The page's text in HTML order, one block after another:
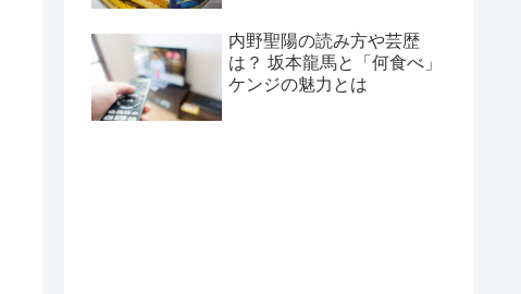
内野聖陽の読み方や芸歴
は？ 坂本龍馬と「何食べ」
ケンジの魅力とは